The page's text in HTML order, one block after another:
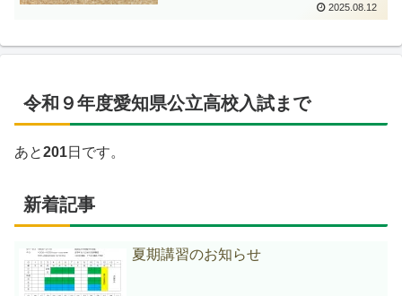
2025.08.12
令和９年度愛知県公立高校入試まで
あと201日です。
新着記事
夏期講習のお知らせ